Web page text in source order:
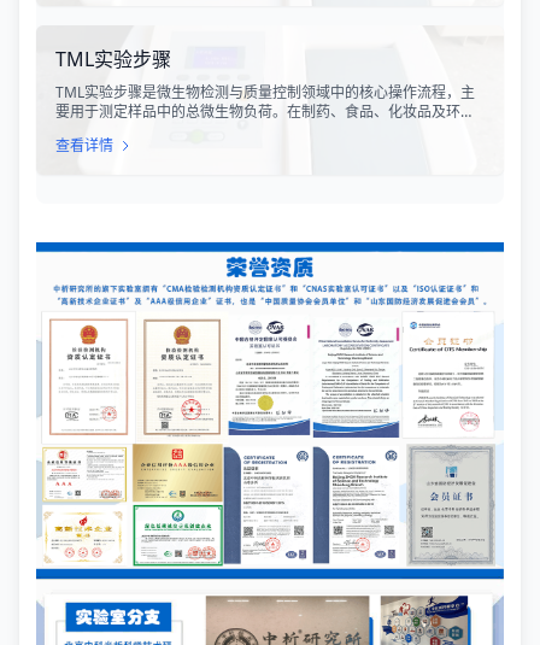
TML实验步骤
TML实验步骤是微生物检测与质量控制领域中的核心操作流程，主
要用于测定样品中的总微生物负荷。在制药、食品、化妆品及环境
量、安全性以及生产过程控制水平的关键指标。通过对样品中需氧
查看详情